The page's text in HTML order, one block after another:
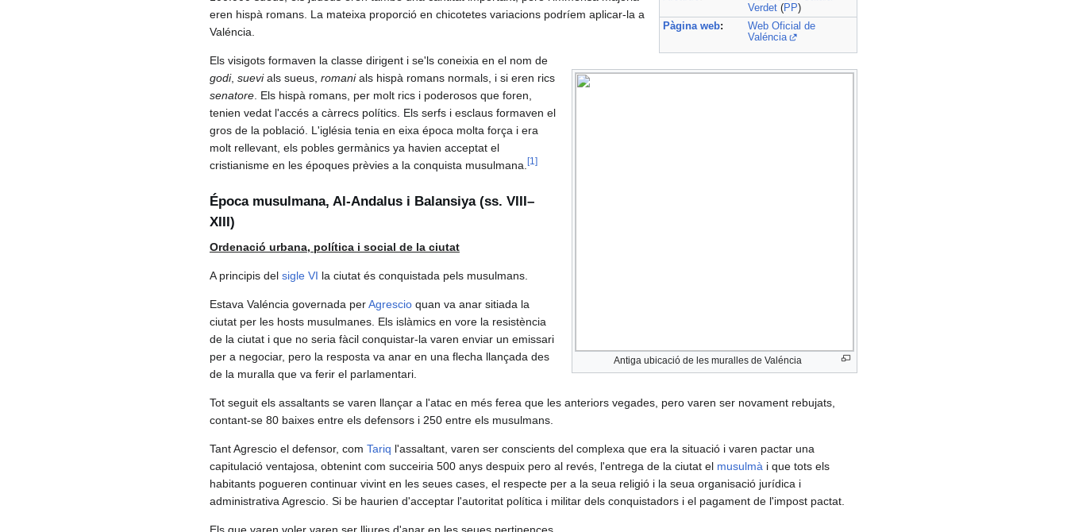
Verdet (PP)
Pàgina web:
Web Oficial de
Valéncia
Antiga ubicació de les muralles de Valéncia
eren hispà romans. La mateixa proporció en chicotetes variacions podríem aplicar-la a
Valéncia.
Els visigots formaven la classe dirigent i se'ls coneixia en el nom de
godi, suevials sueus, romanials hispà romans normals, i si eren rics
senatore . Els hispà romans, per molt rics i poderosos que foren,
tenien vedat l'accés a càrrecs polítics. Els serfs i esclaus formaven el
gros de la població. L'iglésia tenia en eixa época molta força i era
molt rellevant, els pobles germànics ya havien acceptat el
cristianisme en les époques prèvies a la conquista musulmana. [1 ]
Época musulmana, Al-Andalus i Balansiya (ss. VIII–
XIII)
Ordenació urbana, política i social de la ciutat
A principis del sigle VI la ciutat és conquistada pels musulmans.
Estava Valéncia governada perAgrescio quan va anar sitiada la
ciutat per les hosts musulmanes. Els islàmics en vore la resistència
de la ciutat i que no seria fàcil conquistar-la varen enviar un emissari
per a negociar, pero la resposta va anar en una flecha llançada des
de la muralla que va ferir el parlamentari.
Tot seguit els assaltants se varen llançar a l'atac en més ferea que les anteriors vegades, pero varen ser novament rebujats,
contant-se 80 baixes entre els defensors i 250 entre els musulmans.
Tant Agrescio el defensor, com Tariq l'assaltant, varen ser conscients del complexa que era la situació i varen pactar una
capitulació ventajosa, obtenint com succeiria 500 anys despuix pero al revés, l'entrega de la ciutat el musulmà i que tots els
habitants pogueren continuar vivint en les seues cases, el respecte per a la seua religió i la seua organisació jurídica i
administrativa Agrescio. Si be haurien d'acceptar l'autoritat política i militar dels conquistadors i el pagament de l'impost pactat.